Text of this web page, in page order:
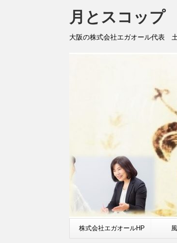
月とスコップ
大阪の株式会社エガオール代表
株式会社エガオールHP